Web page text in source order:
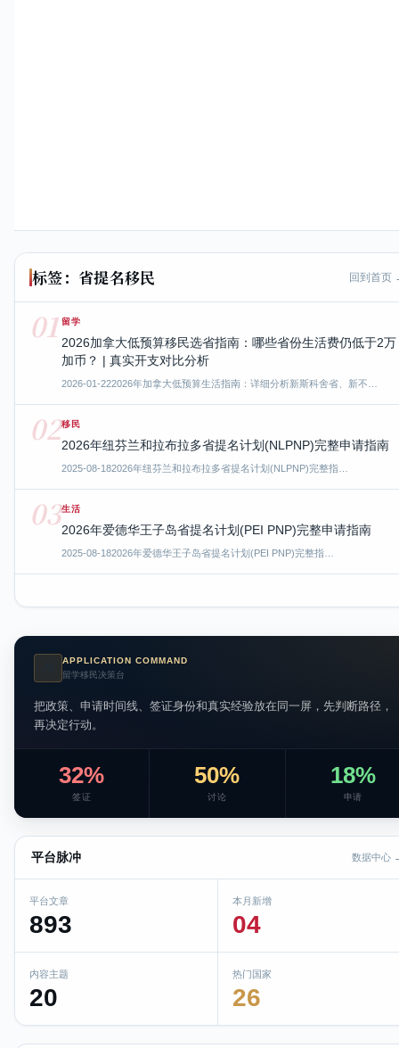
标签：省提名移民 回到首页
01 留学
2026加拿大低预算移民选省指南：哪些省份生活费仍低于2万
加币？ | 真实开支对比分析
2026-01-222026年加拿大低预算生活指南：详细分析新斯科舍省、新不…
02移民
2026年纽芬兰和拉布拉多省提名计划(NLPNP)完整申请指南
2025-08-182026年纽芬兰和拉布拉多省提名计划(NLPNP)完整指…
03生活
2026年爱德华王子岛省提名计划(PEI PNP)完整申请指南
2025-08-182026年爱德华王子岛省提名计划(PEI PNP)完整指…
APPLICATION COMMAND
留学移民决策台
把政策、申请时间线、签证身份和真实经验放在同一屏，先判断路径，
再决定行动。
32%
签证
50%
讨论
18%
申请
平台脉冲 数据中心
平台文章
893
本月新增
04
内容主题
20
热门国家
26